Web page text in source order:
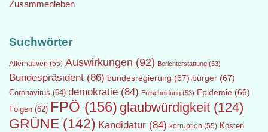
Zusammenleben
Suchwörter
Alternativen (55) Auswirkungen (92) Berichterstattung (53)
Bundespräsident (86) bundesregierung (67) bürger (67)
Coronavirus (64) demokratie (84) Entscheidung (53) Epidemie (66)
Folgen (62) FPÖ (156) glaubwürdigkeit (124)
GRÜNE (142) Kandidatur (84) korruption (55) Kosten